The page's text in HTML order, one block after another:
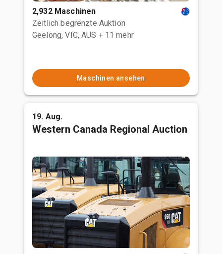
2,932 Maschinen
Zeitlich begrenzte Auktion
Geelong, VIC, AUS + 11 mehr
Maschinen ansehen
19. Aug.
Western Canada Regional Auction